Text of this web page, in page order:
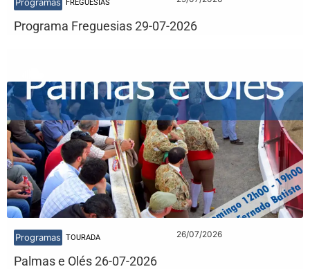
FREGUESIAS
Programa Freguesias 29-07-2026
Programas TOURADA 26/07/2026
Palmas e Olés 26-07-2026